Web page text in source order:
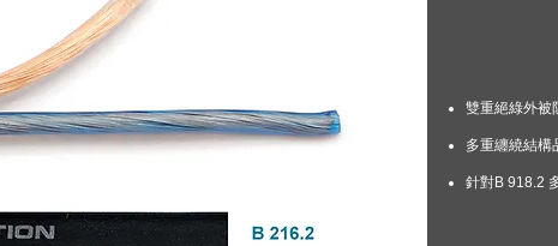
雙重絕綠外被
多重纏繞結構
針對B 918.2